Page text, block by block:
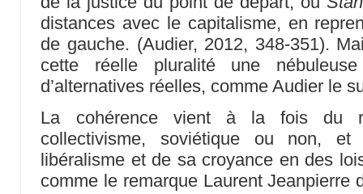
distances avec le capitalisme, en
de gauche. (Audier, 2012, 348-351).
cette réelle pluralité une
d’alternatives réelles, comme Audier le
La cohérence vient à la fois du
collectivisme, soviétique ou non,
libéralisme et de sa croyance en des
comme le remarque Laurent Jeanpierre